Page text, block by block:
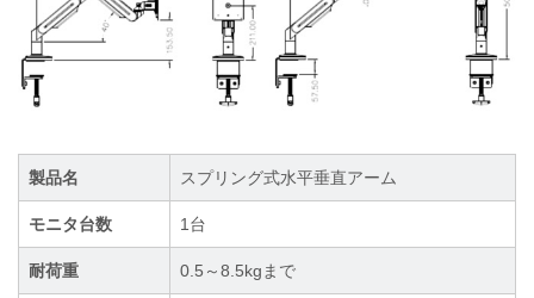
製品名 スプリング式水平垂直アーム
モニタ台数 1台
耐荷重 0.5～8.5kgまで